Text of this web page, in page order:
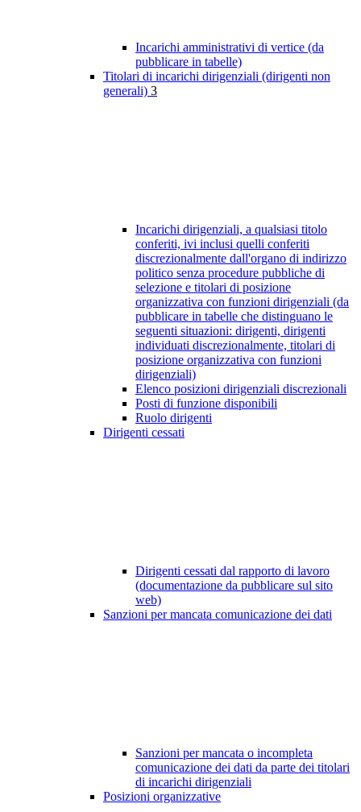
Incarichi amministrativi di vertice (da
pubblicare in tabelle)
Titolari di incarichi dirigenziali (dirigenti non
generali) 3
Incarichi dirigenziali, a qualsiasi titolo
conferiti, ivi inclusi quelli conferiti
discrezionalmente dall'organo di indirizzo
politico senza procedure pubbliche di
selezione e titolari di posizione
organizzativa con funzioni dirigenziali (da
pubblicare in tabelle che distinguano le
seguenti situazioni: dirigenti, dirigenti
individuati discrezionalmente, titolari di
posizione organizzativa con funzioni
dirigenziali)
Elenco posizioni dirigenziali discrezionali
Posti di funzione disponibili
Ruolo dirigenti
Dirigenti cessati
Dirigenti cessati dal rapporto di lavoro
(documentazione da pubblicare sul sito
web)
Sanzioni per mancata comunicazione dei dati
Sanzioni per mancata o incompleta
comunicazione dei dati da parte dei titolari
di incarichi dirigenziali
Posizioni organizzative